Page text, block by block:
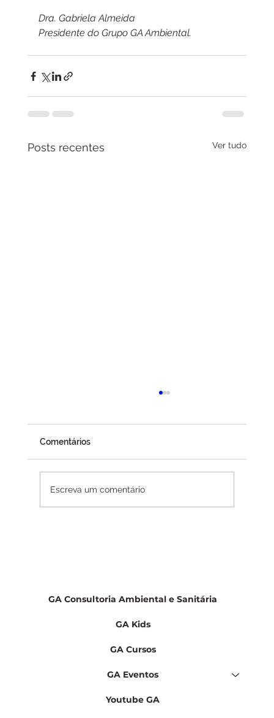
Dra. Gabriela Almeida
Presidente do Grupo GA Ambiental.
Posts recentes Ver tudo
agro
A recente decisão do Conselho Monetário
proprietários de terras e para
Comentários
Escreva um comentário
GA Consultoria Ambiental e Sanitária
GA Kids
GA Cursos
GA Eventos
Youtube GA